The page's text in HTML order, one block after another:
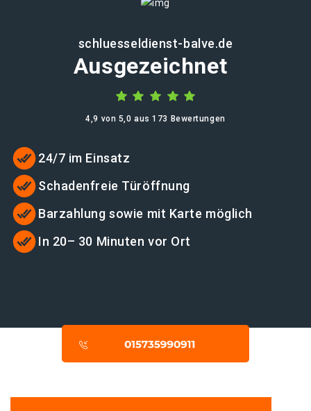
schluesseldienst-balve.de
Ausgezeichnet
4,9 von 5,0 aus 173 Bewertungen
24/7 im Einsatz
Schadenfreie Türöffnung
Barzahlung sowie mit Karte möglich
In 20– 30 Minuten vor Ort